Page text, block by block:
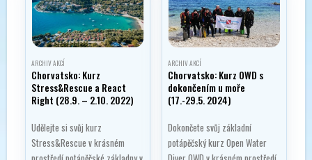
ARCHIV AKCÍ
Chorvatsko: Kurz
Stress&Rescue a React
Right (28.9. – 2.10. 2022)
Udělejte si svůj kurz
Stress&Rescue v krásném
ARCHIV AKCÍ
Chorvatsko: Kurz OWD s
dokončením u moře
(17.-29.5. 2024)
Dokončete svůj základní
potápěčský kurz Open Water